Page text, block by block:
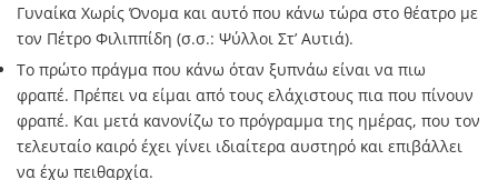
Γυναίκα Χωρίς Όνομα και αυτό που κάνω τώρα στο θέατρο με
τον Πέτρο Φιλιππίδη (σ.σ.: Ψύλλοι Στ’ Αυτιά).
Το πρώτο πράγμα που κάνω όταν ξυπνάω είναι να πιω
φραπέ. Πρέπει να είμαι από τους ελάχιστους πια που πίνουν
φραπέ. Και μετά κανονίζω το πρόγραμμα της ημέρας, που τον
τελευταίο καιρό έχει γίνει ιδιαίτερα αυστηρό και επιβάλλει
να έχω πειθαρχία.